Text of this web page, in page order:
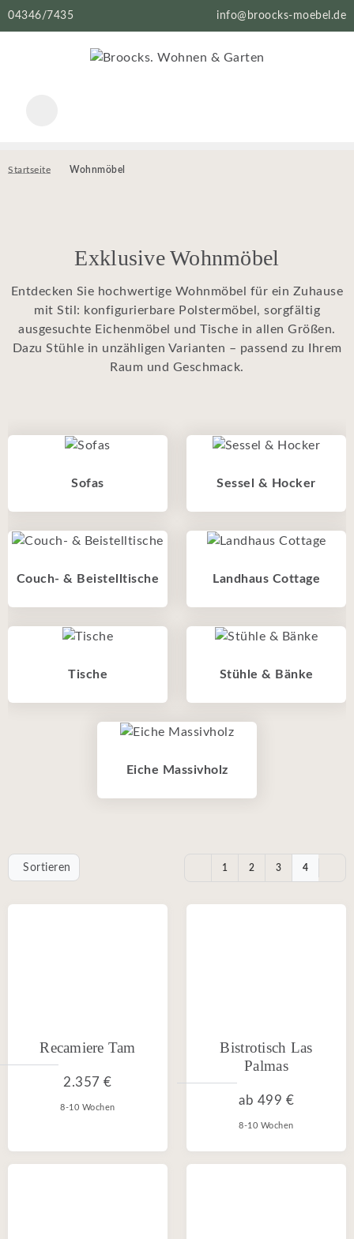
04346/7435 info@broocks-moebel.de
Startseite Wohnmöbel
Exklusive Wohnmöbel
Entdecken Sie hochwertige Wohnmöbel für ein Zuhause
mit Stil: konfigurierbare Polstermöbel, sorgfältig
ausgesuchte Eichenmöbel und Tische in allen Größen.
Dazu Stühle in unzähligen Varianten – passend zu Ihrem
Raum und Geschmack.
Sofas Sessel & Hocker
Couch- & Beistelltische Landhaus Cottage
Tische Stühle & Bänke
Eiche Massivholz
Sortieren 1 2 3 4
Recamiere Tam
2.357 €
8-10 Wochen
Bistrotisch Las
Palmas
ab 499 €
8-10 Wochen